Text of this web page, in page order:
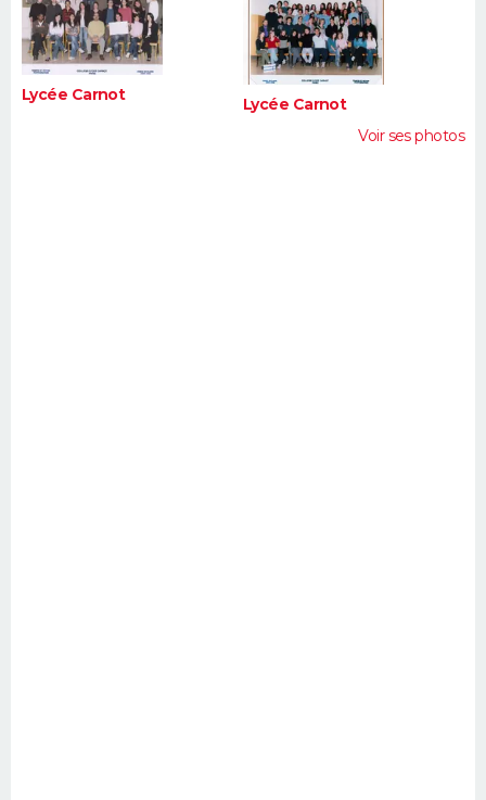
FORUM
Bricolage
Lifestyle
Culture
Sport
Auto
Television
Voyage
Cinema
Lycée Carnot
Lycée Carnot
Voir ses photos